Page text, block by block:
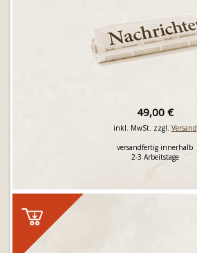
49,00 €
inkl. MwSt. zzgl. Versand
versandfertig innerhalb
2-3 Arbeitstage